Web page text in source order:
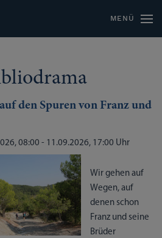
MENÜ
den Spuren von Franz und
08:00 - 11.09.2026, 17:00 Uhr
Wir gehen auf
Wegen, auf
denen schon
Franz und seine
Brüder